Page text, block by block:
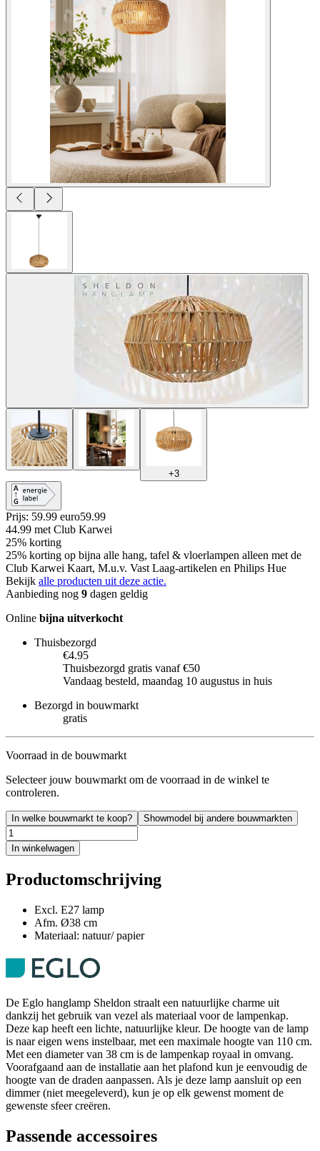
+3
Prijs: 59.99 euro59.99
44.99 met Club Karwei
25% korting
25% korting op bijna alle hang, tafel & vloerlampen alleen met de
Club Karwei Kaart, M.u.v. Vast Laag-artikelen en Philips Hue
Bekijk alle producten uit deze actie.
Aanbieding nog 9 dagen geldig
Online bijna uitverkocht
Thuisbezorgd
€4.95
Thuisbezorgd gratis vanaf €50
Vandaag besteld, maandag 10 augustus in huis
Bezorgd in bouwmarkt
gratis
Voorraad in de bouwmarkt
Selecteer jouw bouwmarkt om de voorraad in de winkel te
controleren.
In welke bouwmarkt te koop? Showmodel bij andere bouwmarkten
In winkelwagen
Productomschrijving
Excl. E27 lamp
Afm. Ø38 cm
Materiaal: natuur/ papier
De Eglo hanglamp Sheldon straalt een natuurlijke charme uit
dankzij het gebruik van vezel als materiaal voor de lampenkap.
Deze kap heeft een lichte, natuurlijke kleur. De hoogte van de lamp
is naar eigen wens instelbaar, met een maximale hoogte van 110 cm.
Met een diameter van 38 cm is de lampenkap royaal in omvang.
Voorafgaand aan de installatie aan het plafond kun je eenvoudig de
hoogte van de draden aanpassen. Als je deze lamp aansluit op een
dimmer (niet meegeleverd), kun je op elk gewenst moment de
gewenste sfeer creëren.
Passende accessoires